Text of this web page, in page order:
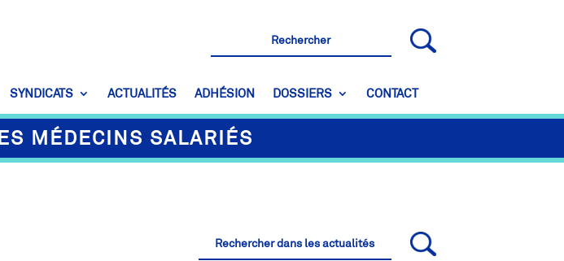
SYNDICATS ACTUALITÉS ADHÉSION DOSSIERS CONTACT
MÉDECINS SALARIÉS